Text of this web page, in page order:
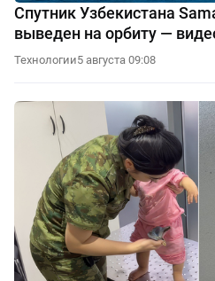
Спутник Узбекистана
выведен на орбиту —
Технологии5 августа 09:08